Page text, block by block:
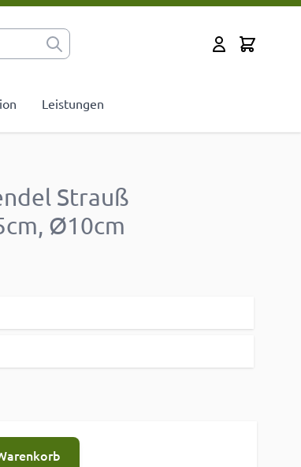
Cart
Leistungen
Strauß
Ø10cm